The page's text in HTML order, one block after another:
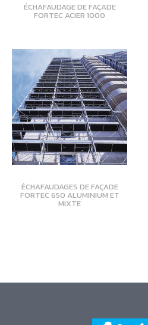
ÉCHAFAUDAGE DE FAÇADE
FORTEC ACIER 1000
ÉCHAFAUDAGES DE FAÇADE
FORTEC 650 ALUMINIUM ET
MIXTE